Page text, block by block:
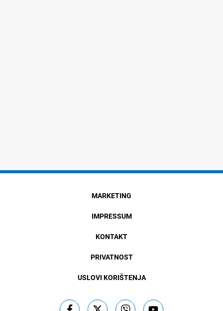
MARKETING
IMPRESSUM
KONTAKT
PRIVATNOST
USLOVI KORIŠTENJA